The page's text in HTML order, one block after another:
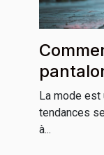
styles
La mode est
tendances
à...